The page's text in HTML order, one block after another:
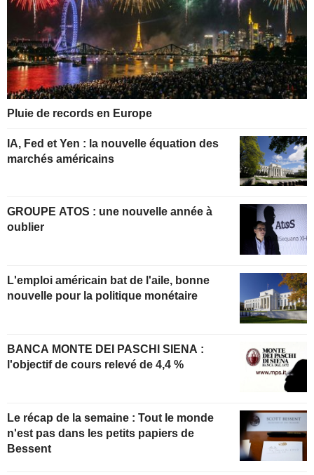
Pluie de records en Europe
IA, Fed et Yen : la nouvelle équation des
marchés américains
GROUPE ATOS : une nouvelle année à
oublier
L'emploi américain bat de l'aile, bonne
nouvelle pour la politique monétaire
BANCA MONTE DEI PASCHI SIENA :
l'objectif de cours relevé de 4,4 %
Le récap de la semaine : Tout le monde
n'est pas dans les petits papiers de
Bessent